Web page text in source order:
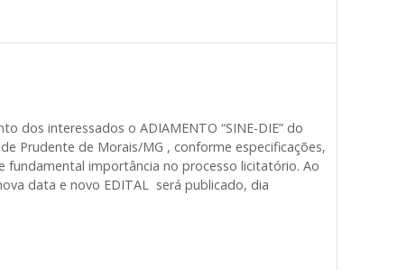
dos interessados o ADIAMENTO “SINE-DIE” do
Prudente de Morais/MG , conforme especificações,
importância no processo licitatório. Ao
data e novo EDITAL será publicado, dia